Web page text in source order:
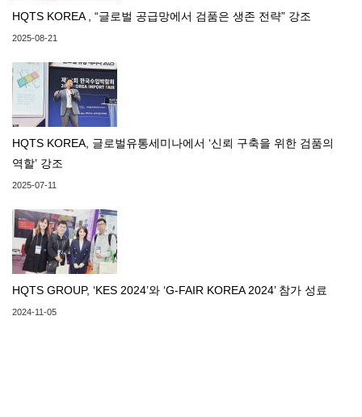
HQTS KOREA , “글로벌 공급망에서 검품은 생존 전략” 강조
2025-08-21
HQTS KOREA, 글로벌유통세미나에서 ‘신뢰 구축을 위한 검품의
역할’ 강조
2025-07-11
HQTS GROUP, ‘KES 2024’와 ‘G-FAIR KOREA 2024’ 참가 성료
2024-11-05